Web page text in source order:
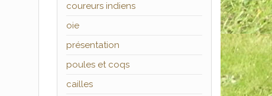
coureurs indiens
oie
présentation
poules et coqs
cailles